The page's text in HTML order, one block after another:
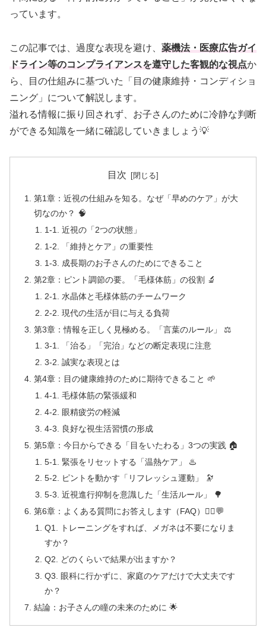
っています。
この記事では、過度な表現を避け、 薬機法・医療広告ガイ
ドライン等のコンプライアンスを遵守した客観的な視点か
ら、目の仕組みに基づいた「目の健康維持・コンディショ
ニング」について解説します。
溢れる情報に振り回されず、お子さんのために冷静な判断
ができる知識を一緒に確認していきましょう💡
目次
第1章：近視の仕組みを知る。なぜ「早めのケア」が大
切なのか？ 🧠
1-1. 近視の「2つの状態」
1-2. 「維持とケア」の重要性
1-3. 成長期のお子さんのためにできること
第2章：ピント調節の要。「毛様体筋」の役割 🔬
2-1. 水晶体と毛様体筋のチームワーク
2-2. 現代の生活が目に与える負荷
第3章：情報を正しく見極める。「言葉のルール」 ⚖️
3-1. 「治る」「完治」などの断定表現に注意
3-2. 誠実な表現とは
第4章：目の健康維持のために期待できること 🌱
4-1. 毛様体筋の緊張緩和
4-2. 眼精疲労の軽減
4-3. 良好な視生活習慣の形成
第5章：今日からできる「目をいたわる」3つの実践 🏠
5-1. 緊張をリセットする「温熱ケア」 ♨️
5-2. ピントを動かす「リフレッシュ運動」 🔭
5-3. 近視進行抑制を意識した「生活ルール」 🌳
第6章：よくある質問にお答えします（FAQ）🙋‍♀️💬
Q1. トレーニングをすれば、メガネは不要になりま
すか？
Q2. どのくらいで結果が出ますか？
Q3. 眼科に行かずに、家庭のケアだけで大丈夫です
か？
結論：お子さんの瞳の未来のために 🌟